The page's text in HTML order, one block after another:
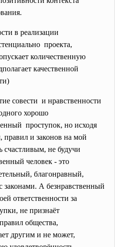
в реализации
проекта,
количественную
качественной
совести и нравственности
хорошо
проступок, но исходя
и законов на мой
счастливым, не будучи
человек - это
благонравный,
законами. А безнравственный
ответственности за
не признаёт
общества,
другим и не может,